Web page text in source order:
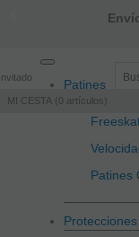
MI CESTA 0 artículos
navigation
Patines
Patines
Protecciones